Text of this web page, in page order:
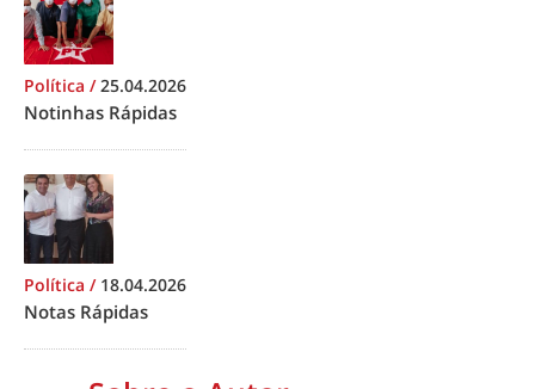
Política /25.04.2026
Notinhas Rápidas
Política / 18.04.2026
Notas Rápidas